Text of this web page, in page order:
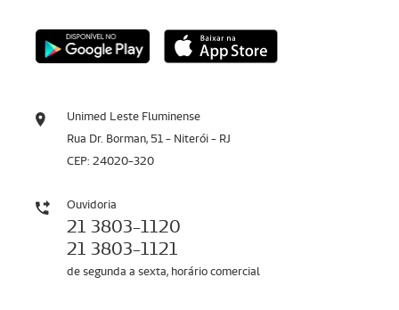
Unimed Leste Fluminense
Rua Dr. Borman, 51 - Niterói - RJ
CEP: 24020-320
Ouvidoria
21 3803-1120
21 3803-1121
de segunda a sexta, horário comercial